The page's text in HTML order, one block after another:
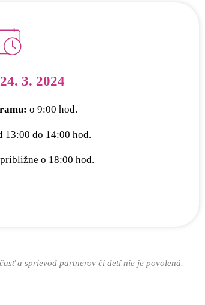
3. 2024
o 9:00 hod.
13:00 do 14:00 hod.
približne o 18:00 hod.
a sprievod partnerov či detí nie je povolená.